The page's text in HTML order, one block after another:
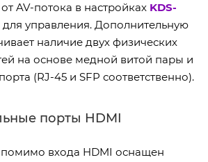
AV-потока в настройках KDS-
для управления. Дополнительную
наличие двух физических
на основе медной витой пары и
(RJ-45 и SFP соответственно).
порты HDMI
помимо входа HDMI оснащен